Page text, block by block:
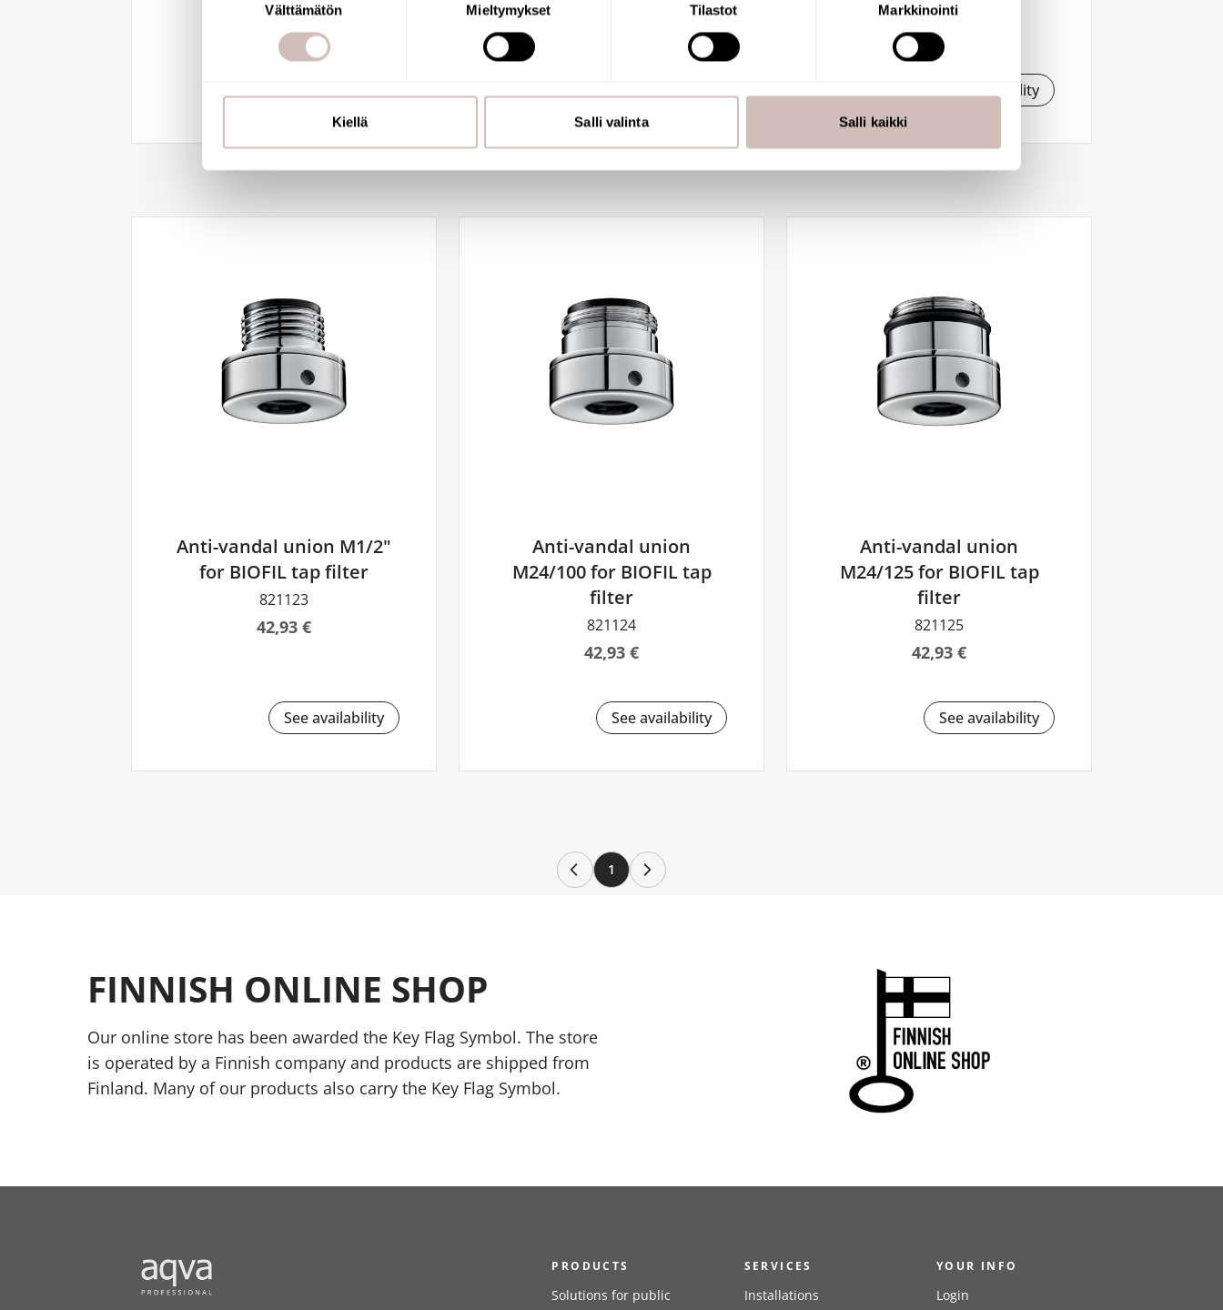
Lue lisää siitä, miten henkilötietojasi käsitellään ja miten voit määrittää asetuksesi
. Voit muuttaa
suostumustasi tai peruuttaa sen milloin vain evästeilmoituksessa.
ja kävijämäärämme analysoimiseen. Lisäksi jaamme sosiaalisen median, mainosalan ja analytiikka-alan
kumppaneillemme tietoja siitä, miten käytät sivustoamme. Kumppanimme voivat yhdistää näitä tietoja muihin tietoihin, joita
Välttämätön Mieltymykset Tilastot Markkinointi
Kiellä Salli valinta Salli kaikki
See availability
Anti-vandal union M1/2"
for BIOFIL tap filter
821123
42,93 €
See availability
Anti-vandal union
M24/100 for BIOFIL tap
filter
821124
42,93 €
See availability
Anti-vandal union
M24/125 for BIOFIL tap
filter
821125
42,93 €
See availability
1
FINNISH ONLINE SHOP
Our online store has been awarded the Key Flag Symbol. The store
is operated by a Finnish company and products are shipped from
Finland. Many of our products also carry the Key Flag Symbol.
PRODUCTS
Solutions for public
SERVICES
Installations
YOUR INFO
Login